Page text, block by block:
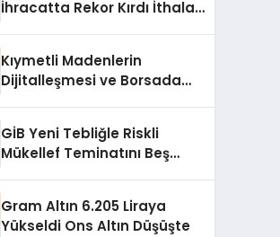
İhracatta Rekor Kırdı İthalat
Kıymetli Madenlerin
Dijitalleşmesi ve Borsada
GİB Yeni Tebliğle Riskli
Mükellef Teminatını Beş
Gram Altın 6.205 Liraya
Yükseldi Ons Altın Düşüşte